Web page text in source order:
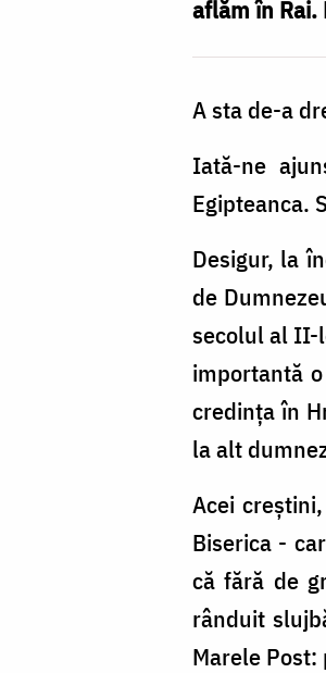
aflăm în Rai.
A sta de-a
Iată-ne
Egipteanca.
Desigur, la
de
secolul al II-
importantă
credinţa în
la alt
Acei
Biserica -
că fără de
rânduit
Marele